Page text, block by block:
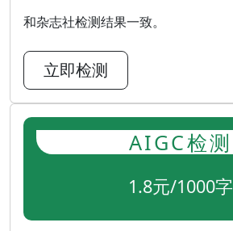
和杂志社检测结果一致。
立即检测
AIGC检测
1.8元/1000字